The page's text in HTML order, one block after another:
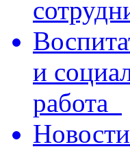
и
работа
Новости